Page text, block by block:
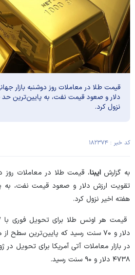
قیمت طلا در معاملات روز دوشنبه بازار
دلار و صعود قیمت نفت، به پایین‌ترین
نزول کرد.
کد خبر : ۱۸۲۳۷۴
به گزارشایبنا، قیمت طلا در معاملات روز
تقویت ارزش دلار و صعود قیمت نفت، به
هفته اخیر نزول کرد.
دلار و ۷۰ سنت رسید که پایین‌ترین
در بازار معاملات آتی آمریکا برای تحویل
۴۷۳۸ دلار و ۹۰ سنت رسید.